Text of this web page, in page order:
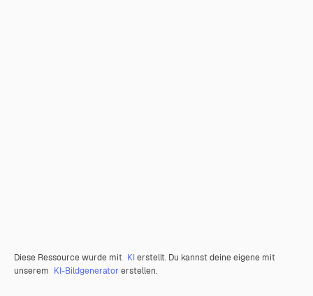
Diese Ressource wurde mit KIerstellt. Du kannst deine eigene mit
unserem KI-Bildgenerator erstellen.